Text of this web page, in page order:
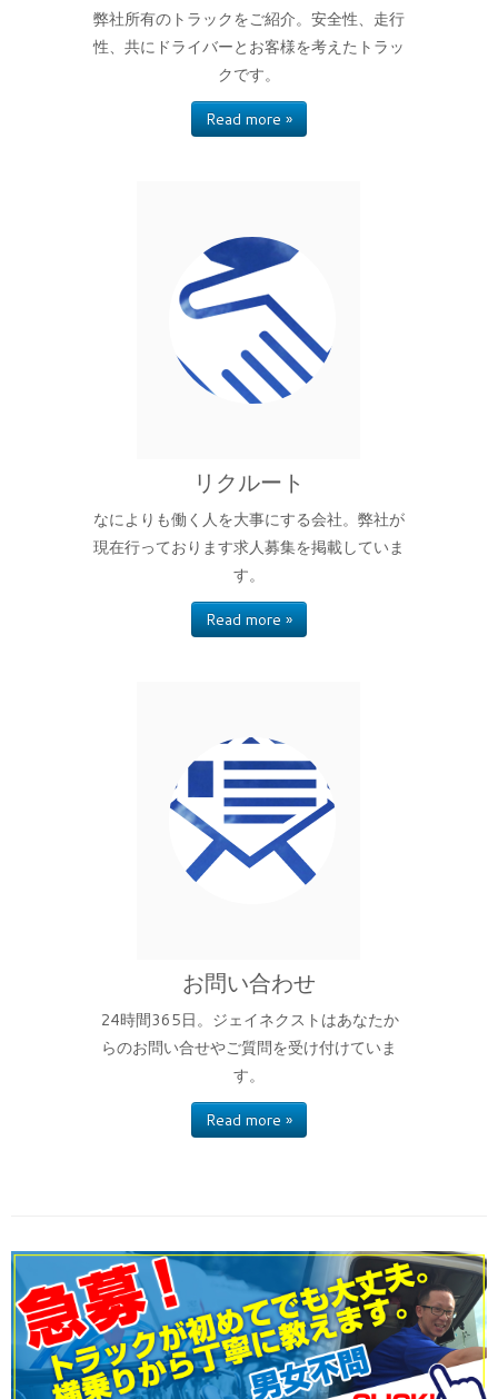
弊社所有のトラックをご紹介。安全性、走行
性、共にドライバーとお客様を考えたトラッ
クです。
Read more »
リクルート
なによりも働く人を大事にする会社。弊社が
現在行っております求人募集を掲載していま
す。
Read more »
お問い合わせ
24時間365日。ジェイネクストはあなたか
らのお問い合せやご質問を受け付けていま
す。
Read more »